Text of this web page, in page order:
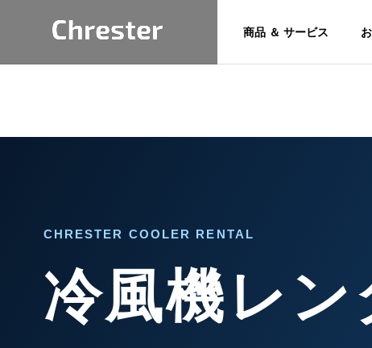
商品 ＆ サービス
Service
Chresterブランド商
品とサービス
Heater
お問い合わ
技術情報
夏季休業
お知らせ
カフェレスジャパン2026に
出展します。【南1/2ホー
CHRESTER COOLER RENTAL
冷風機レン